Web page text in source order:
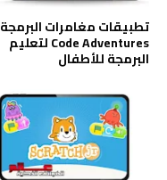
تطبيقات مغامرات البرمجة
Code Adventures لتعليم
البرمجة للأطفال